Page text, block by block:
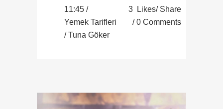
11:45 /
Yemek Tarifleri
/ Tuna Göker
3 Likes Share
0 Comments